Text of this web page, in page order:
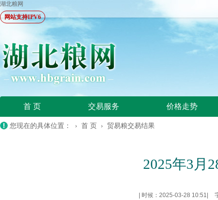
湖北粮网
网站支持IPV6
首 页 交易服务 价格走势
您现在的具体位置： › 首 页 › 贸易粮交易结果
2025年3月
时候：2025-03-28 10:51